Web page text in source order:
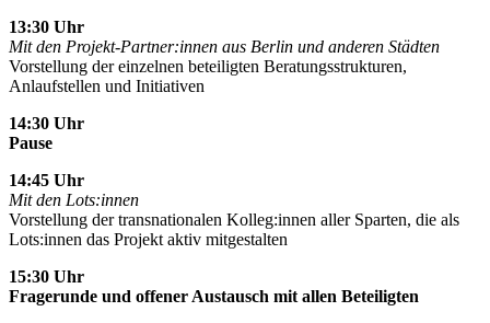
13:30 Uhr
Mit den Projekt-Partner:innen aus Berlin und anderen Städten
Vorstellung der einzelnen beteiligten Beratungsstrukturen,
Anlaufstellen und Initiativen
14:30 Uhr
Pause
14:45 Uhr
Mit den Lots:innen
Vorstellung der transnationalen Kolleg:innen aller Sparten, die als
Lots:innen das Projekt aktiv mitgestalten
15:30 Uhr
Fragerunde und offener Austausch mit allen Beteiligten